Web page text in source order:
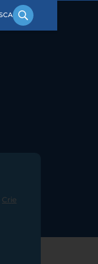
Crie